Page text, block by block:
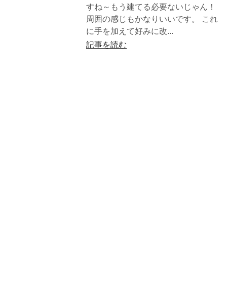
すね～もう建てる必要ないじゃん！
周囲の感じもかなりいいです。 これ
に手を加えて好みに改...
記事を読む